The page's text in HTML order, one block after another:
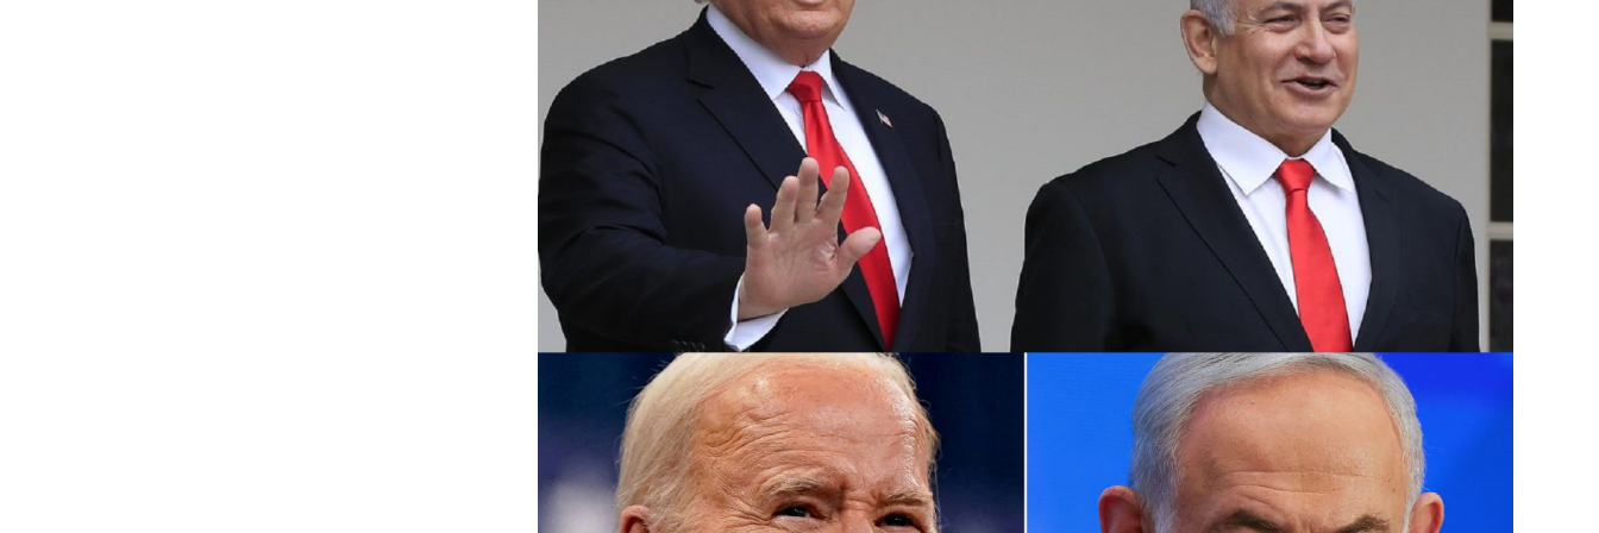
دمشق قتل فيها 16 شخصًا منهم مسؤول إيراني كبير في فيلق القدس.
وتسود حالة من التوترات الأمنية في إسرائيل بعد أن أعلنت اغتيال القائد العسكري البارز بـ”الحزب”
فؤاد شكر في غارة جوية على مبنى في ضاحية بيروت الجنوبية، قبل أن يعلن الحزب اغتياله مساء
وبعدها بساعات أعلنت “حماس” اغتيال إسرائيل رئيس مكتبها السياسي إسماعيل هنية بغارة إسرائيلية
استهدفت مقر إقامته في طهران التي وصلها للمشاركة في حفل تنصيب الرئيس الإيراني الجديد
مسعود بزشكيان.
ومنذ 8 تشرين الأول تتبادل فصائل لبنانية وفلسطينية في لبنان، أبرزها “الحزب”، مع الجيش الإسرائيلي
قصفا يوميا عبر “الخط الأزرق” الفاصل، أسفر عن مئات القتلى والجرحى معظمهم في الجانب اللبناني.
وترهن الفصائل وقف القصف بإنهاء إسرائيل حربا تشنها بدعم أميركي على قطاع غزة منذ 7 تشرين
الأول، ما خلّف أكثر من 130 ألف قتيل وجريح فلسطينيين، معظمهم أطفال ونساء، وما يزيد على 10
آلاف مفقود.